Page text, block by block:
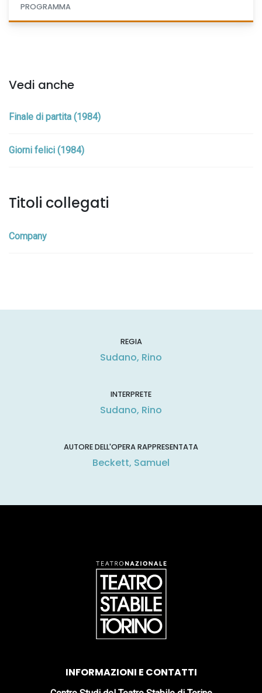
PROGRAMMA
Vedi anche
Finale di partita (1984)
Giorni felici (1984)
Titoli collegati
Company
REGIA
Sudano, Rino
INTERPRETE
Sudano, Rino
AUTORE DELL'OPERA RAPPRESENTATA
Beckett, Samuel
INFORMAZIONI E CONTATTI